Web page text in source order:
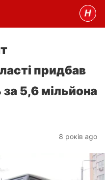
придбав
5,6 мільйона
8 років ago